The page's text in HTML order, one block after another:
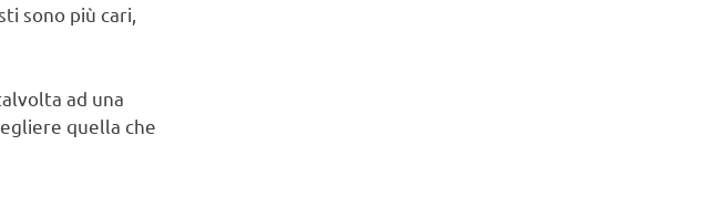
sono più cari,
ad una
quella che